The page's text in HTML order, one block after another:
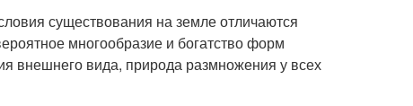
существования на земле отличаются
многообразие и богатство форм
внешнего вида, природа размножения у всех